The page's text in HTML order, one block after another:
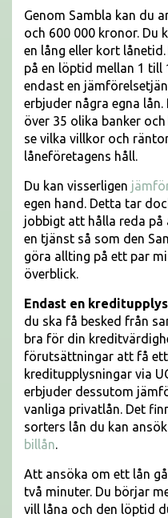
Genom Sambla kan du
och 600 000 kronor. Du
en lång eller kort
på en löptid mellan 1 till
endast en
erbjuder några egna
över 35 olika banker
se vilka villkor och
låneföretagens håll.
Du kan visserligen
egen hand. Detta tar
jobbigt att hålla reda på
en tjänst så som den
göra allting på ett par
överblick.
Endast en
du ska få besked från
bra för din
förutsättningar att få
kreditupplysningar via
erbjuder dessutom
vanliga privatlån. Det
sorters lån du kan
billån.
Att ansöka om ett lån
två minuter. Du börjar
vill låna och den löptid